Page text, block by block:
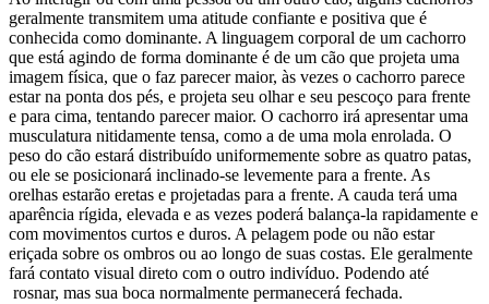
geralmente transmitem uma atitude confiante e positiva que é
conhecida como dominante. A linguagem corporal de um cachorro
que está agindo de forma dominante é de um cão que projeta uma
imagem física, que o faz parecer maior, às vezes o cachorro parece
estar na ponta dos pés, e projeta seu olhar e seu pescoço para frente
e para cima, tentando parecer maior. O cachorro irá apresentar uma
musculatura nitidamente tensa, como a de uma mola enrolada. O
peso do cão estará distribuído uniformemente sobre as quatro patas,
ou ele se posicionará inclinado-se levemente para a frente. As
orelhas estarão eretas e projetadas para a frente. A cauda terá uma
aparência rígida, elevada e as vezes poderá balança-la rapidamente e
com movimentos curtos e duros. A pelagem pode ou não estar
eriçada sobre os ombros ou ao longo de suas costas. Ele geralmente
fará contato visual direto com o outro indivíduo. Podendo até
rosnar, mas sua boca normalmente permanecerá fechada.